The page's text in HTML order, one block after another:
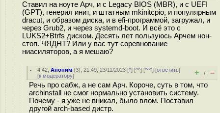
Ставил на ноуте Арч, и c Legacy BIOS (MBR), и с UEFI
(GPT), генерил инит, и штатным mkinitcpio, и популярным
dracut, и образом диска, и в efi-программой, загружал, и
через Grub2, и через systemd-boot. И всё это с
LUKS2+Btrfs диском. Десять лет пользуюсь Арчем нон-
стоп. ЧЯДНТ? Или у вас тут соревнование
ниаcилятoров, а я мешаю?
4.42 ,Аноним (3), 21:49, 23/11/2023 [^] [^^] [^^^] [ответить]
[к модератору] + / –
Речь про сабж, а не сам Арч. Короче, суть в том, что
archinstall не смог нормально установить систему.
Почему - я уже не вникал, было влом. Поставил
другой arch-based дистр.